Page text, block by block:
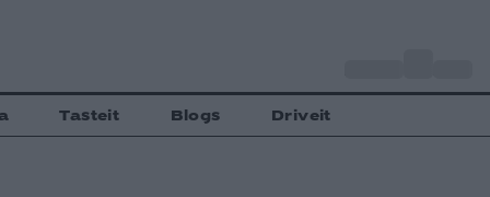
Tasteit Blogs Driveit